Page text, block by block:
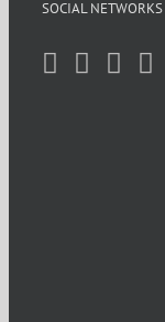
SOCIAL NETWORKS